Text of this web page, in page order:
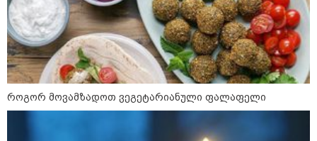
პოლიტიკა
როგორ მოვამზადოთ ვეგეტარიანული ფალაფელი